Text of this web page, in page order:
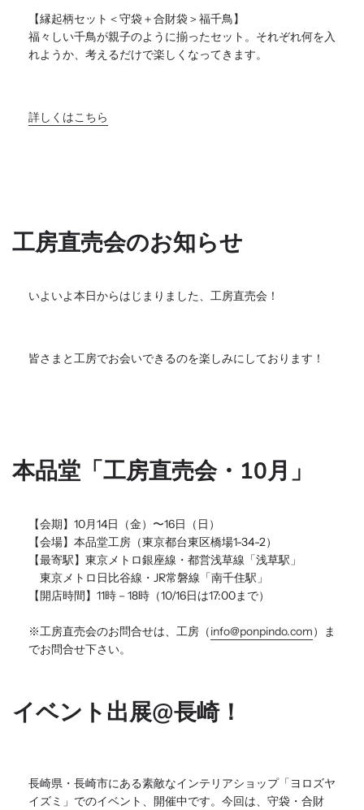
【縁起柄セット＜守袋＋合財袋＞福千鳥】
福々しい千鳥が親子のように揃ったセット。 それぞれ何を入
れようか、考えるだけで楽しくなってきます。
詳しくはこちら
工房直売会のお知らせ
いよいよ本日からはじまりました、工房直売会！
皆さまと工房でお会いできるのを楽しみにしております！
本品堂「工房直売会・10月」
【会期】10月14日（金）〜16日（日）
【会場】本品堂工房（東京都台東区橋場1-34-2）
【最寄駅】東京メトロ銀座線・都営浅草線「浅草駅」
東京メトロ日比谷線・JR常磐線「南千住駅」
【開店時間】11時－18時（10/16日は17:00まで）
※工房直売会のお問合せは、工房（info@ponpindo.com）ま
でお問合せ下さい。
イベント出展@長崎！
長崎県・長崎市にある素敵なインテリアショップ「ヨロズヤ
イズミ」でのイベント、開催中です。今回は、守袋・ 合財